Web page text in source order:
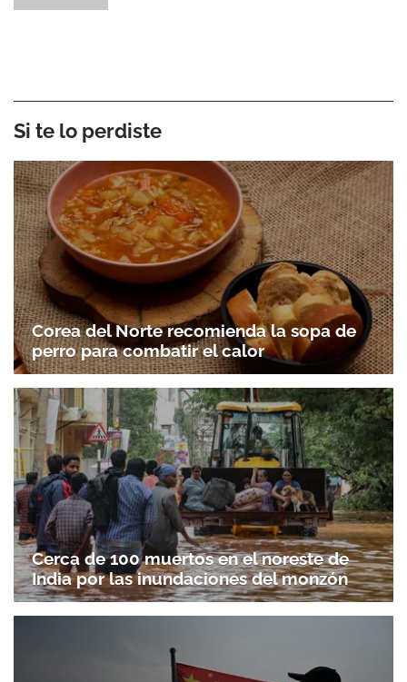
Si te lo perdiste
Corea del Norte recomienda la sopa de
perro para combatir el calor
Cerca de 100 muertos en el noreste de
India por las inundaciones del monzón